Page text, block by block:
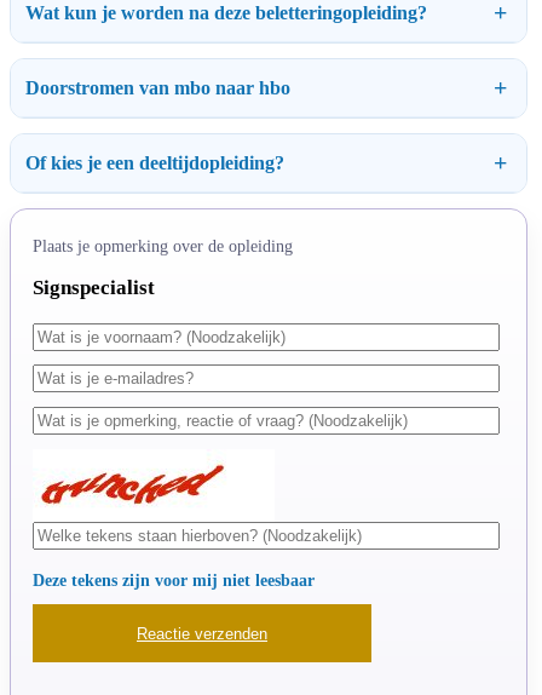
Wat kun je worden na deze beletteringopleiding?
Doorstromen van mbo naar hbo
Of kies je een deeltijdopleiding?
Plaats je opmerking over de opleiding
Signspecialist
Deze tekens zijn voor mij niet leesbaar